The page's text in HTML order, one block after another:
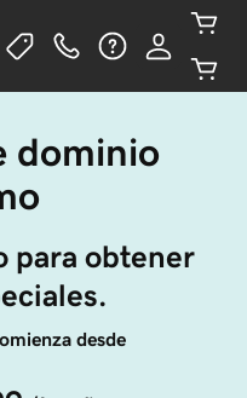
dominio
para obtener
desde